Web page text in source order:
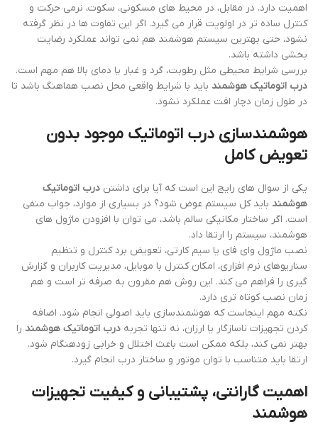
اهمیت دارد. در مقابل، در محیط های مسکونی، سکوت، نرمی حرکت و
کنترل ساده تر در اولویت قرار می گیرد. اگر این تفاوت ها در نظر گرفته
نشود، حتی بهترین سیستم هوشمند هم نمی تواند عملکرد رضایت
بخشی داشته باشد.
بررسی شرایط محیطی مثل رطوبت، گرد و غبار یا دمای بالا هم مهم است.
درب اتوماتیک هوشمند باید با شرایط واقعی محل نصب هماهنگ باشد تا
در طول زمان دچار افت عملکرد نشود.
هوشمندسازی درب اتوماتیک موجود بدون
تعویض کامل
یکی از سوال های رایج این است که آیا برای داشتن درب اتوماتیک
هوشمند باید کل سیستم عوض شود؟ در بسیاری از موارد، جواب منفی
است. اگر ساختار مکانیکی سالم باشد، می توان با افزودن ماژول های
هوشمند، سیستم را ارتقا داد.
نصب ماژول وای فای یا سیم کارتی، تعویض برد کنترل و تنظیم
سناریوهای نرم افزاری، امکان کنترل با موبایل، مدیریت کاربران و گزارش
گیری را فراهم می کند. این روش هم مقرون به صرفه تر است و هم
زمان نصب کوتاه تری دارد.
نکته مهم اینجاست که هوشمندسازی باید اصولی انجام شود. اضافه
کردن تجهیزات ناسازگار یا ارزان، نه تنها تجربه درب اتوماتیک هوشمند را
بهتر نمی کند، بلکه ممکن است باعث اختلال و خرابی زودهنگام شود.
ارتقا باید متناسب با توان موتور و ساختار درب انجام گیرد.
اهمیت گارانتی، پشتیبانی و کیفیت تجهیزات
هوشمند